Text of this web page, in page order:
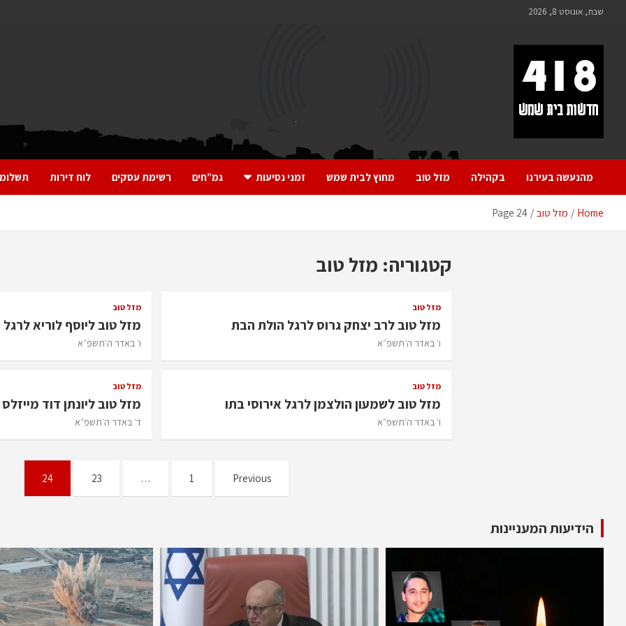
שבת, אוגוסט 8, 2026
418 – חדשות בית שמש
מהנעשה בעירנו בקהילה מזל טוב מחוץ לבית שמש זמני נסיעות גמ”חים רשימת עסקים לוח דירות
Home מזל טוב Page 24
קטגוריה: מזל טוב
מזל טוב
מזל טוב לרב יצחק גרוס לרגל הולת הבת
ו׳ באדר ה׳תשפ״א
מזל טוב
מזל טוב ליוסף לוריא
ו׳ באדר ה׳תשפ״א
מזל טוב
מזל טוב לשמעון הולצמן לרגל אירוסי בתו
ו׳ באדר ה׳תשפ״א
מזל טוב
מזל טוב ליונתן דוד
ד׳ באדר ה׳תשפ״א
Previous
1
…
23
24
הידיעות המעניינות